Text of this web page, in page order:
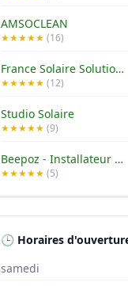
AMSOCLEAN
★★★★★(16)
France Solaire Solutions
★★★★★(12)
Studio Solaire
★★★★★(9)
Beepoz - Installateur de panneaux solaires
★★★★★(5)
🕒 Horaires
samedi